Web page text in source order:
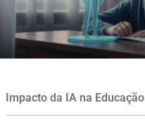
Impacto da IA na Educação